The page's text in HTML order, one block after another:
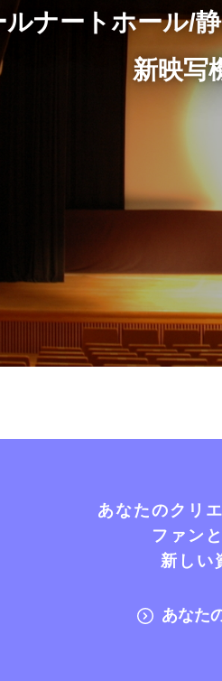
ルナートホール/
新映写
あなたのクリ
ファン
新しい
あなた